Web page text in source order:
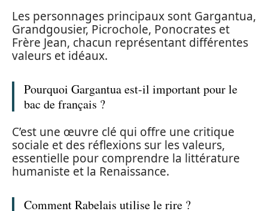
Les personnages principaux sont Gargantua,
Grandgousier, Picrochole, Ponocrates et
Frère Jean, chacun représentant différentes
valeurs et idéaux.
Pourquoi Gargantua est-il important pour le
bac de français ?
C’est une œuvre clé qui offre une critique
sociale et des réflexions sur les valeurs,
essentielle pour comprendre la littérature
humaniste et la Renaissance.
Comment Rabelais utilise le rire ?